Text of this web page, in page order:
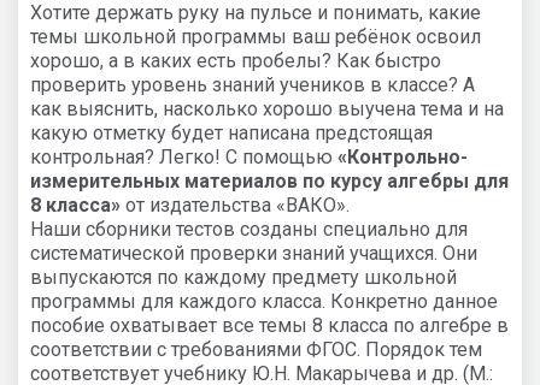
Хотите держать руку на пульсе и понимать, какие
темы школьной программы ваш ребёнок освоил
хорошо, а в каких есть пробелы? Как быстро
проверить уровень знаний учеников в классе? А
как выяснить, насколько хорошо выучена тема и на
какую отметку будет написана предстоящая
контрольная? Легко! С помощью «Контрольно-
измерительных материалов по курсу алгебры для
8 класса» от издательства «ВАКО».
Наши сборники тестов созданы специально для
систематической проверки знаний учащихся. Они
выпускаются по каждому предмету школьной
программы для каждого класса. Конкретно данное
пособие охватывает все темы 8 класса по алгебре в
соответствии с требованиями ФГОС. Порядок тем
соответствует учебнику Ю.Н. Макарычева и др. (М.: